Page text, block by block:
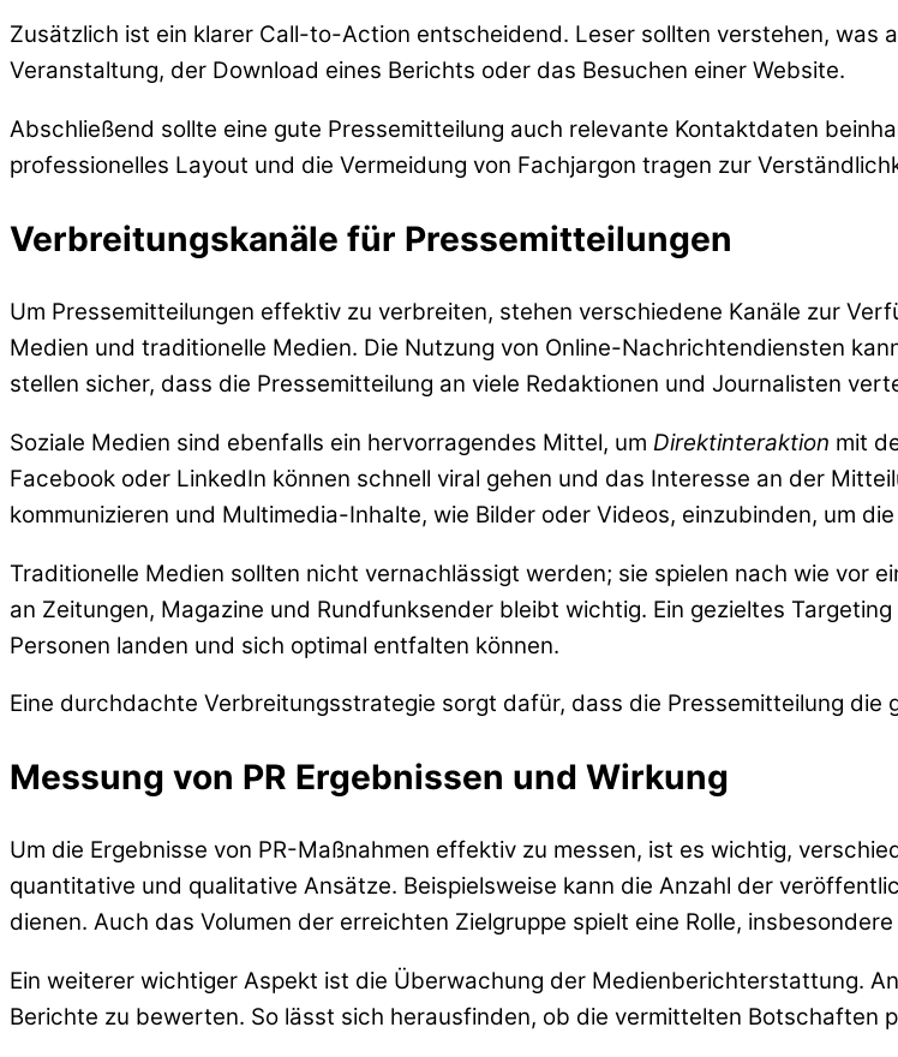
Zusätzlich ist ein klarer Call-to-Action entscheidend. Leser sollten verstehen, was
Veranstaltung, der Download eines Berichts oder das Besuchen einer Website.
Abschließend sollte eine gute Pressemitteilung auch relevante Kontaktdaten
professionelles Layout und die Vermeidung von Fachjargon tragen zur
Verbreitungskanäle für Pressemitteilungen
Um Pressemitteilungen effektiv zu verbreiten, stehen verschiedene Kanäle zur
Medien und traditionelle Medien. Die Nutzung von Online-Nachrichtendiensten
stellen sicher, dass die Pressemitteilung an viele Redaktionen und Journalisten
Soziale Medien sind ebenfalls ein hervorragendes Mittel, um Direktinteraktion mit
Facebook oder LinkedIn können schnell viral gehen und das Interesse an der
kommunizieren und Multimedia-Inhalte, wie Bilder oder Videos, einzubinden, um
Traditionelle Medien sollten nicht vernachlässigt werden; sie spielen nach wie vor
an Zeitungen, Magazine und Rundfunksender bleibt wichtig. Ein gezieltes
Personen landen und sich optimal entfalten können.
Eine durchdachte Verbreitungsstrategie sorgt dafür, dass die Pressemitteilung
Messung von PR Ergebnissen und Wirkung
Um die Ergebnisse von PR-Maßnahmen effektiv zu messen, ist es wichtig,
quantitative und qualitative Ansätze. Beispielsweise kann die Anzahl der
dienen. Auch das Volumen der erreichten Zielgruppe spielt eine Rolle,
Ein weiterer wichtiger Aspekt ist die Überwachung der Medienberichterstattung.
Berichte zu bewerten. So lässt sich herausfinden, ob die vermittelten Botschaften